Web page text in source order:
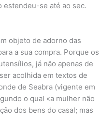
estendeu-se até ao sec.
objeto de adorno das
a sua compra. Porque os
já não apenas de
acolhida em textos de
de Seabra (vigente em
o qual «a mulher não
dos bens do casal; mas